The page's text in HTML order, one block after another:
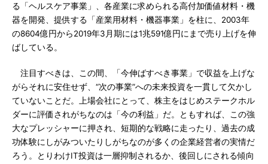
る「ヘルスケア事業」、各産業に求められる高付加価値材料・機
器を開発、提供する「産業用材料・機器事業」を柱に、2003年
の8604億円から2019年3月期には1兆591億円にまで売り上げを伸
ばしている。
注目すべきは、この間、「今伸ばすべき事業」で収益を上げな
がらそれに安住せず、“次の事業”への未来投資を一貫して欠かし
ていないことだ。上場会社にとって、株主をはじめステークホル
ダーに評価されがちなのは「今の利益」だ。ともすれば、この強
大なプレッシャーに押され、短期的な戦略に走ったり、過去の成
功体験にしがみついたりしがちなのが多くの企業経営者の実情だ
ろう。とりわけIT投資は一層抑制されるか、後回しにされる傾向